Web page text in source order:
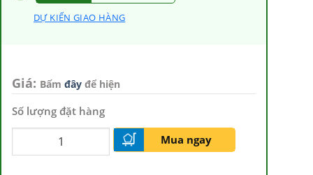
DỰ KIẾN GIAO HÀNG
Giá: Bấm đây để hiện
Số lượng đặt hàng
Mua ngay